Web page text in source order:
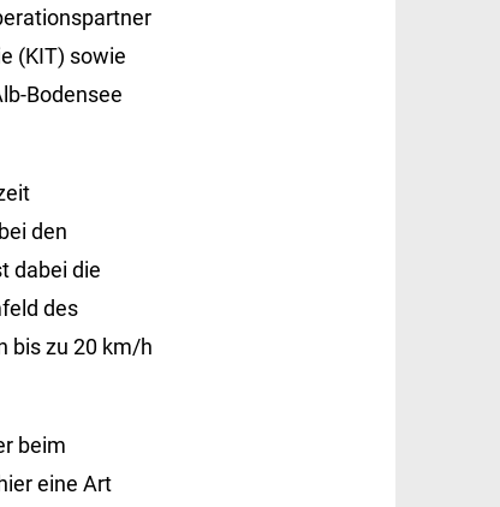
(KIT) sowie
Bodensee
den
dabei die
des
bis zu 20 km/h
beim
eine Art